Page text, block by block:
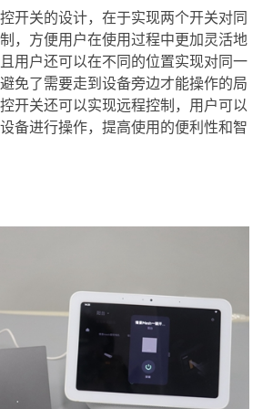
开关的设计，在于实现两个开关对同
，方便用户在使用过程中更加灵活地
用户还可以在不同的位置实现对同一
免了需要走到设备旁边才能操作的局
开关还可以实现远程控制，用户可以
备进行操作，提高使用的便利性和智